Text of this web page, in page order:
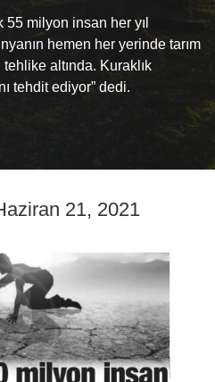
55 milyon insan her yıl
hemen her yerinde tarım
altında. Kuraklık
tehdit ediyor” dedi.
21, 2021